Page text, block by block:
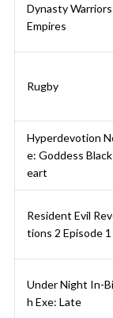
Dynasty
Empires
Rugby
Hyperdevotion
e: Goddess
eart
Resident Evil
tions 2 Episode 1
Under Night In-
h Exe: Late